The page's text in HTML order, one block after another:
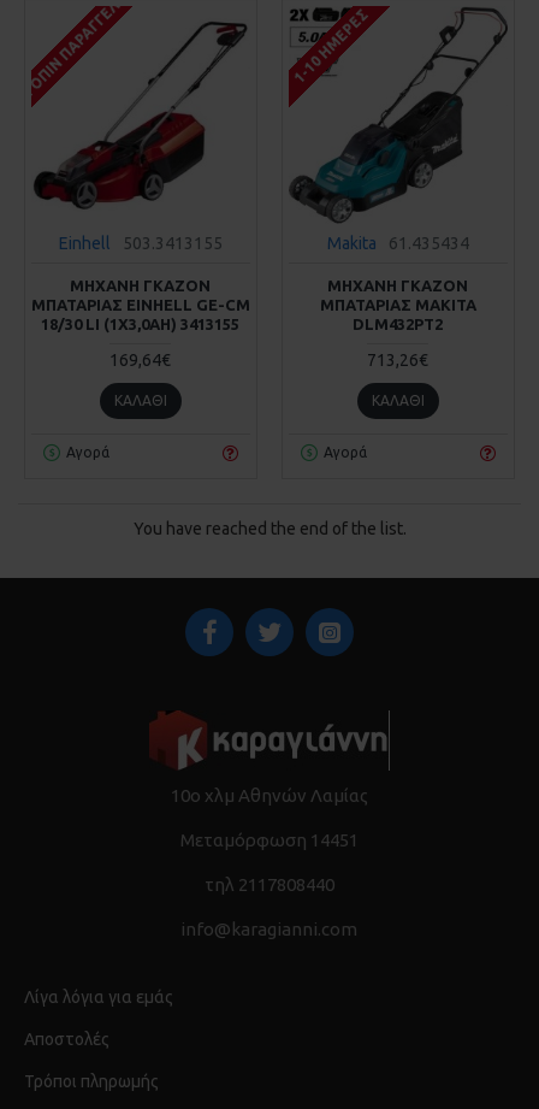
ΚΑΤΌΠΙΝ ΠΑΡΑΓΓΕΛΊΑΣ
Einhell 503.3413155
ΜΗΧΑΝΗ ΓΚΑΖΟΝ
ΜΠΑΤΑΡΙΑΣ EINHELL GE-CM
18/30 LI (1X3,0AH) 3413155
169,64€
ΚΑΛΆΘΙ
Αγορά
1-10 ΗΜΈΡΕΣ
Makita 61.435434
ΜΗΧΑΝΗ ΓΚΑΖΟΝ
ΜΠΑΤΑΡΙΑΣ MAKITA
DLM432PT2
713,26€
ΚΑΛΆΘΙ
Αγορά
You have reached the end of the list.
10ο χλμ Αθηνών Λαμίας
Μεταμόρφωση 14451
τηλ 2117808440
info@karagianni.com
Λίγα λόγια για εμάς
Αποστολές
Τρόποι πληρωμής